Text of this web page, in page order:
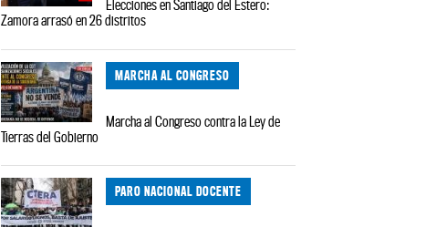
Elecciones en Santiago del Estero:
Zamora arrasó en 26 distritos
MARCHA AL CONGRESO
Marcha al Congreso contra la Ley de
Tierras del Gobierno
PARO NACIONAL DOCENTE